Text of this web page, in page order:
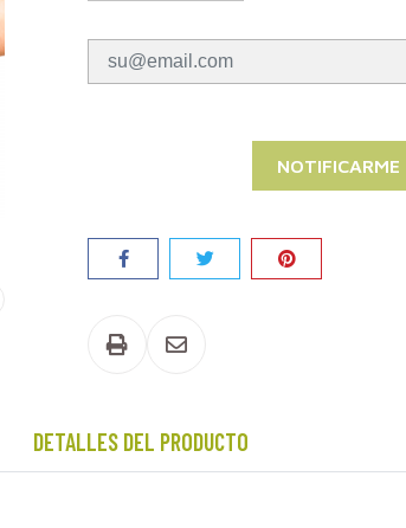
NOTIFICARME
Compartir
DETALLES DEL PRODUCTO